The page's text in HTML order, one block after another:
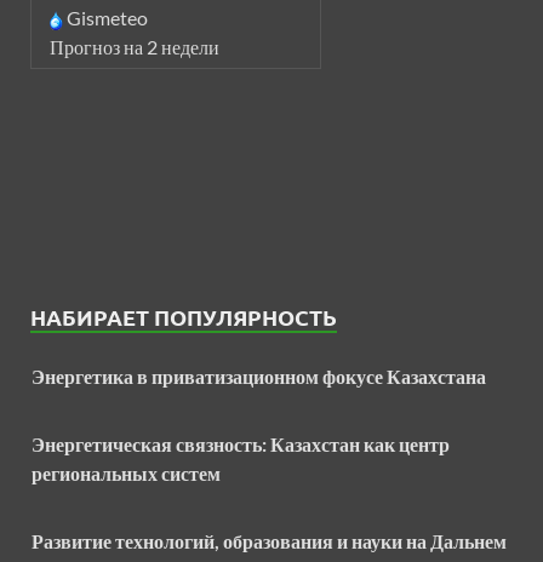
Gismeteo
Прогноз на 2 недели
НАБИРАЕТ ПОПУЛЯРНОСТЬ
Энергетика в приватизационном фокусе Казахстана
Энергетическая связность: Казахстан как центр
региональных систем
Развитие технологий, образования и науки на Дальнем